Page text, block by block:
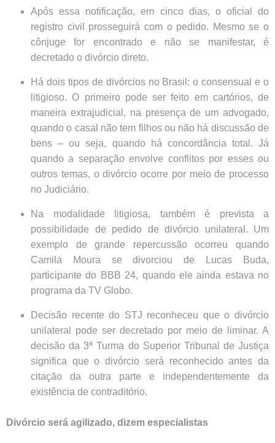
Após essa notificação, em cinco dias, o oficial do
registro civil prosseguirá com o pedido. Mesmo se o
cônjuge for encontrado e não se manifestar, é
decretado o divórcio direto.
Há dois tipos de divórcios no Brasil: o consensual e o
litigioso. O primeiro pode ser feito em cartórios, de
maneira extrajudicial, na presença de um advogado,
quando o casal não tem filhos ou não há discussão de
bens – ou seja, quando há concordância total. Já
quando a separação envolve conflitos por esses ou
outros temas, o divórcio ocorre por meio de processo
no Judiciário.
Na modalidade litigiosa, também é prevista a
possibilidade de pedido de divórcio unilateral. Um
exemplo de grande repercussão ocorreu quando
Camila Moura se divorciou de Lucas Buda,
participante do BBB 24, quando ele ainda estava no
programa da TV Globo.
Decisão recente do STJ reconheceu que o divórcio
unilateral pode ser decretado por meio de liminar. A
decisão da 3ª Turma do Superior Tribunal de Justiça
significa que o divórcio será reconhecido antes da
citação da outra parte e independentemente da
existência de contraditório.
Divórcio será agilizado, dizem especialistas